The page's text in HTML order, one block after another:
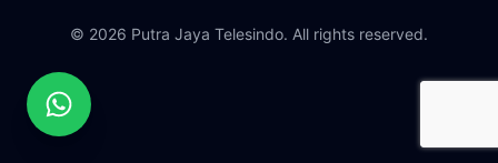
© 2026 Putra Jaya Telesindo. All rights reserved.